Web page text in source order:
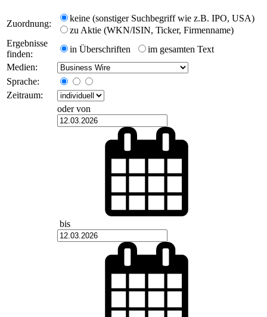
Zuordnung:
keine (sonstiger Suchbegriff wie z.B. IPO, USA)
zu Aktie (WKN/ISIN, Ticker, Firmenname)
Ergebnisse
finden:
in Überschriften
im gesamten Text
Medien:
Sprache:
Zeitraum:
oder von
bis